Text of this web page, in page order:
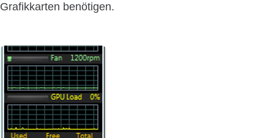
Grafikkarten benötigen.